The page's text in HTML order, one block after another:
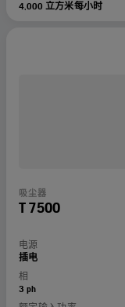
4,000 立方米每小时
吸尘器
T 7500
电源
插电
相
3 ph